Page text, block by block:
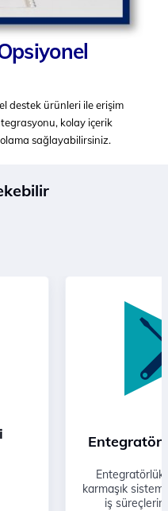
destek ürünleri ile erişim
kolay içerik
sağlayabilirsiniz.
Entegratörlük
karmaşık
iş